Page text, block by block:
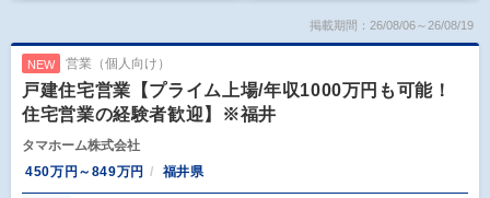
掲載期間：26/08/06～26/08/19
NEW 営業（個人向け）
戸建住宅営業【プライム上場/年収1000万円も可能！
住宅営業の経験者歓迎】※福井
タマホーム株式会社
450万円～849万円
福井県